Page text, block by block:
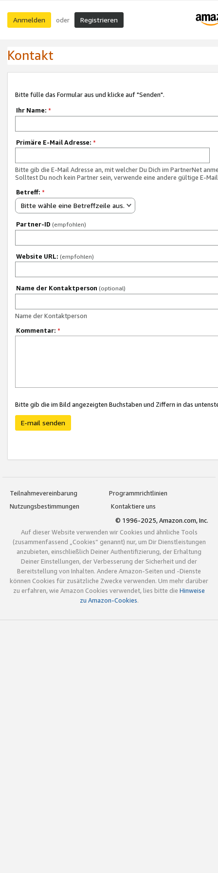
Anmelden oder Registrieren
Kontakt
Bitte fülle das Formular aus und klicke auf "Senden".
Ihr Name: *
Primäre E-Mail Adresse: *
Bitte gib die E-Mail Adresse an, mit welcher Du Dich im PartnerNet
Solltest Du noch kein Partner sein, verwende eine andere gültige E-
Betreff: *
Bitte wähle eine Betreffzeile aus.
Partner-ID (empfohlen)
Website URL: (empfohlen)
Name der Kontaktperson (optional)
Name der Kontaktperson
Kommentar: *
Bitte gib die im Bild angezeigten Buchstaben und Ziffern in das
E-mail senden
Teilnahmevereinbarung
Programmrichtlinien
Nutzungsbestimmungen
Kontaktiere uns
© 1996-2025, Amazon.com, Inc.
Auf dieser Website verwenden wir Cookies und ähnliche Tools
(zusammenfassend „Cookies“ genannt) nur, um Dir Dienstleistungen
anzubieten, einschließlich Deiner Authentifizierung, der Erhaltung
Deiner Einstellungen, der Verbesserung der Sicherheit und der
Bereitstellung von Inhalten. Andere Amazon-Seiten und -Dienste
können Cookies für zusätzliche Zwecke verwenden. Um mehr darüber
zu erfahren, wie Amazon Cookies verwendet, lies bitte die Hinweise
zu Amazon-Cookies.